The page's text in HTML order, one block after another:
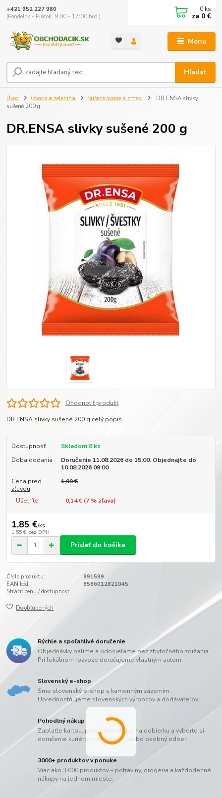
Menu
Hľadať
+421 952 227 980
(Pondelok - Piatok, 9:00 - 17:00 hod.)
0 ks
za 0 €
Úvod Ovocie a zelenina Sušené ovocie a zmesi
DR.ENSA slivky
sušené 200 g
DR.ENSA slivky sušené 200 g
Ohodnotiť produkt
DR.ENSA slivky sušené 200 g celý popis
Dostupnosť
Skladom 8 ks
Doba dodania
Doručenie 11.08.2026 do 15:00. Objednajte do
10.08.2026 09:00
Cena pred
zľavou
1,99 €
Ušetríte 0,14 € (7% zľava)
1,85 €/ks
1,55 € bez DPH
Pridať do košíka
Číslo produktu:
991599
EAN kód:
8586012821045
Strážiť cenu / dostupnosť
Do obľúbených
Rýchle a spoľahlivé doručenie
Objednávky balíme a odosielame bez zbytočného zdržania.
Pri lokálnom rozvoze doručujeme vlastným autom.
Slovenský e-shop
Sme slovenský e-shop s kamenným zázemím.
Uprednostňujeme slovenských výrobcov a dodávateľov.
Pohodlný nákup
Zaplaťte kartou, prevodom alebo na dobierku a vyberte si
doručenie kuriérom, rozvozom alebo osobný odber.
3000+ produktov v ponuke
Viac ako 3 000 produktov – potraviny, drogéria a každodenné
nákupy na jednom mieste.